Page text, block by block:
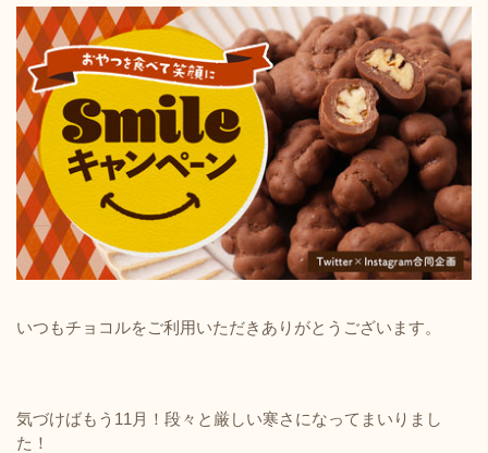
いつもチョコルをご利用いただきありがとうございます。
気づけばもう11月！段々と厳しい寒さになってまいりまし
た！